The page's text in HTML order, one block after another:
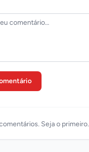
Seja o primeiro.